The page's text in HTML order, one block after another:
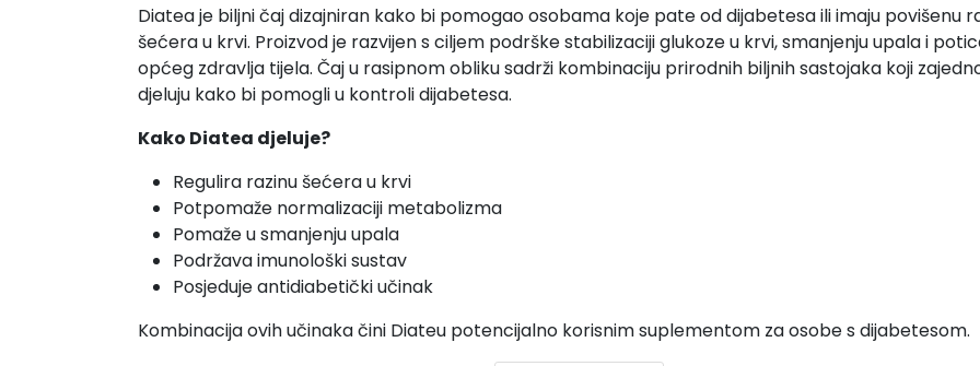
Diatea je biljni čaj dizajniran kako bi pomogao osobama koje pate od dijabetesa ili imaju povišenu
šećera u krvi. Proizvod je razvijen s ciljem podrške stabilizaciji glukoze u krvi, smanjenju upala i
općeg zdravlja tijela. Čaj u rasipnom obliku sadrži kombinaciju prirodnih biljnih sastojaka koji
djeluju kako bi pomogli u kontroli dijabetesa.
Kako Diatea djeluje?
Regulira razinu šećera u krvi
Potpomaže normalizaciji metabolizma
Pomaže u smanjenju upala
Podržava imunološki sustav
Posjeduje antidiabetički učinak
Kombinacija ovih učinaka čini Diateu potencijalno korisnim suplementom za osobe s dijabetesom.